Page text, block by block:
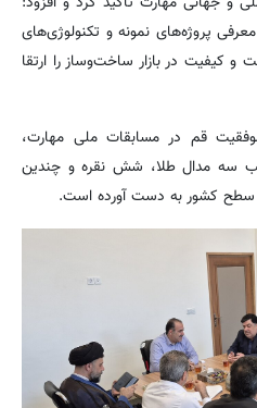
پروژه‌های نمونه و تکنولوژی‌های
کیفیت در بازار ساخت‌وساز را ارتقا
قم در مسابقات ملی مهارت،
سه مدال طلا، شش نقره و چندین
سطح کشور به دست آورده است.